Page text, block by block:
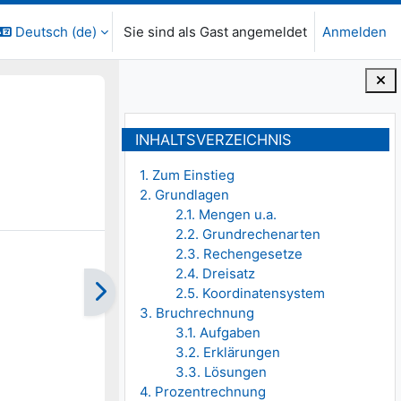
Deutsch ‎(de)‎ Sie sind als Gast angemeldet Anmelden
Blöcke
INHALTSVERZEICHNIS
1. Zum Einstieg
2. Grundlagen
2.1. Mengen u.a.
2.2. Grundrechenarten
2.3. Rechengesetze
2.4. Dreisatz
2.5. Koordinatensystem
3. Bruchrechnung
3.1. Aufgaben
3.2. Erklärungen
3.3. Lösungen
4. Prozentrechnung